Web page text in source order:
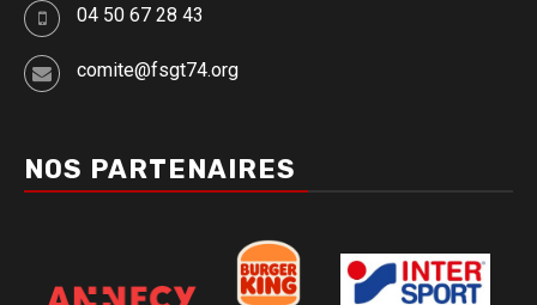
04 50 67 28 43
comite@fsgt74.org
NOS PARTENAIRES